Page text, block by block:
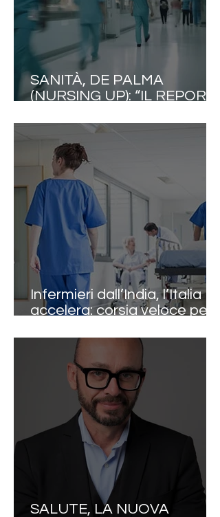
SANITÀ, DE PALMA
(NURSING UP): “IL REPORT
EUROPEI METTONO IN
EVIDENZA LE
INCONGRUENZE ITALIANE”
Infermieri dall’India, l’Italia
accelera: corsia veloce per
sanitarie
SALUTE, LA NUOVA